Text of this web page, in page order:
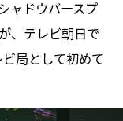
ャドウバースプ
、テレビ朝日で
局として初めて